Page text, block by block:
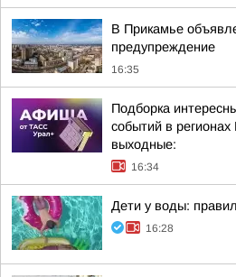
В Прикамье
предупреждение
16:35
Подборка
событий в
выходные:
16:34
Дети у воды:
16:28